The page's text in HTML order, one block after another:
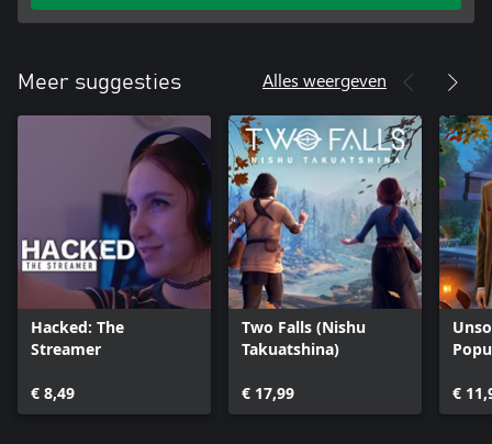
Meer suggesties Alles weergeven
Hacked: The
Streamer
€ 8,49
Two Falls (Nishu
Takuatshina)
€ 17,99 €